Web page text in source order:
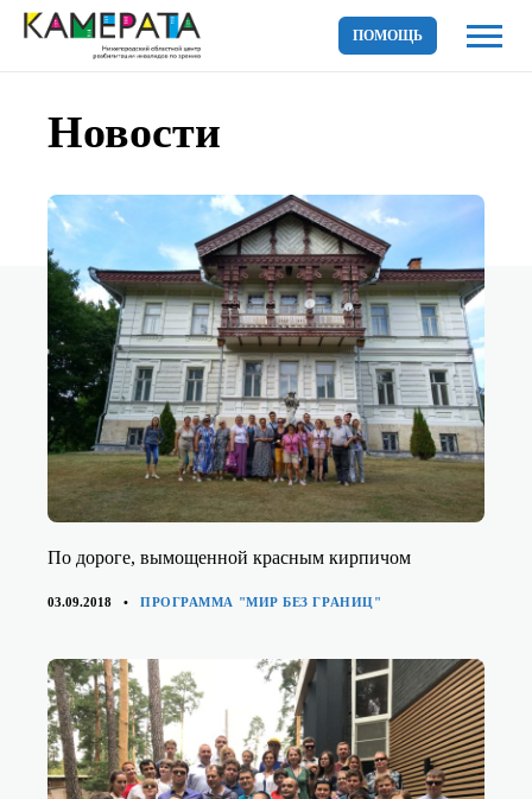
ПОМОЩЬ
Новости
По дороге, вымощенной красным кирпичом
03.09.2018 КАТЕГОРИИ
ПРОГРАММА "МИР БЕЗ ГРАНИЦ"